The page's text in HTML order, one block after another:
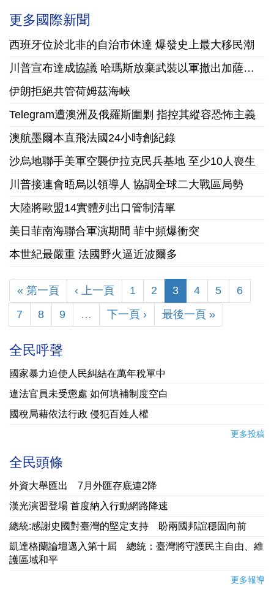
更多國際新聞
西班牙位於北非的自治市休達 爆發史上最大移民潮
川普宣布達成協議 哈瑪斯放棄武裝以軍撤出加薩走廊
伊朗拒絕共管荷姆茲海峽
Telegram遭澳洲及俄羅斯圍剿 指控其縱容恐怖主義
澳航墨爾本直飛法國24小時創紀錄
沙烏地聯手美軍空襲伊拉克民兵基地 至少10人喪生
川普接連會晤烏以領導人 協調全球二大戰區局勢
大陸將歐盟14實體列出口管制清單
美日菲南海聯合軍演期間 菲中頻爆衝突
本世紀最嚴重 法國野火逼近波爾多
« 第一頁 ‹ 上一頁 1 2 3 4 5
6
7
8 9 … 下一頁 › 最後一頁 »
全民呼聲
國家暴力迫使人民糾結在萬年稅單中
違法官員未受懲處 如何填補制度空白
國稅局藉依法行政 侵犯百姓人權
更多投稿
全民頭條
外資大舉匯出 7月外匯存底連2降
漢光演習登場 首度納入行動網路降速
總統:感謝史國對臺灣的堅定支持 盼兩國邦誼穩固向前
凱達格蘭論壇邁入第十屆 總統：臺灣將守護民主自由、維
護區域和平
更多報導